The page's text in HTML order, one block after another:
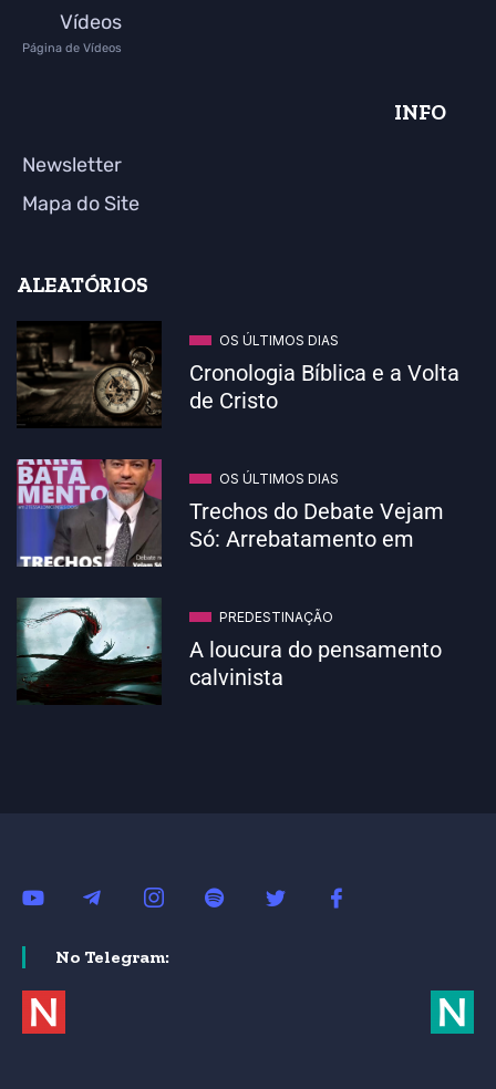
Vídeos
Página de Vídeos
INFO
Newsletter
Mapa do Site
ALEATÓRIOS
OS ÚLTIMOS DIAS
Cronologia Bíblica e a Volta
de Cristo
OS ÚLTIMOS DIAS
Trechos do Debate Vejam
Só: Arrebatamento em
PREDESTINAÇÃO
A loucura do pensamento
calvinista
No Telegram: